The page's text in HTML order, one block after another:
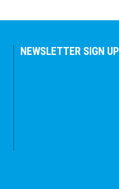
NEWSLETTER SIGN UP